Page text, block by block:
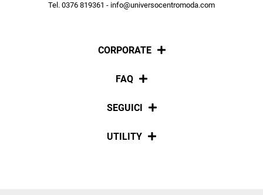
Tel. 0376 819361 - info@universocentromoda.com
CORPORATE
Chi siamo
FAQ
Pagamenti
SEGUICI
Social
UTILITY
ISCRIVITI